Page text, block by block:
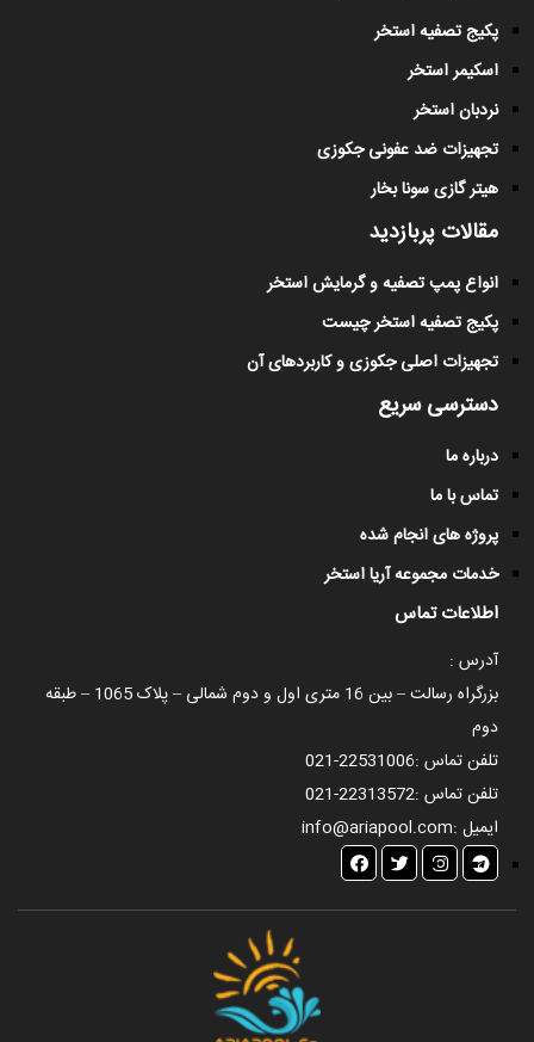
پکیج تصفیه استخر
اسکیمر استخر
نردبان استخر
تجهیزات ضد عفونی جکوزی
هیتر گازی سونا بخار
مقالات پربازدید
انواع پمپ تصفیه و گرمایش استخر
پکیج تصفیه استخر چیست
تجهیزات اصلی جکوزی و کاربردهای آن
دسترسی سریع
درباره ما
تماس با ما
پروژه های انجام شده
خدمات مجموعه آریا استخر
اطلاعات تماس
آدرس :
بزرگراه رسالت – بین 16 متری اول و دوم شمالی – پلاک 1065 – طبقه
دوم
تلفن تماس :021-22531006
تلفن تماس :021-22313572
ایمیل :info@ariapool.com